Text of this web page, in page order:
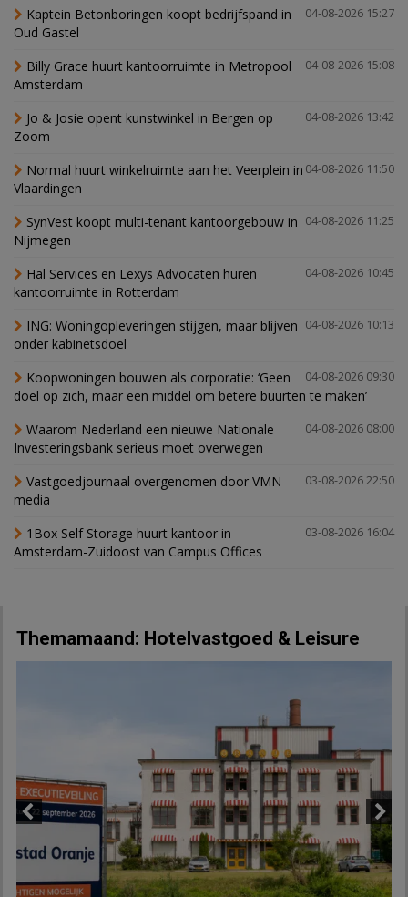
04-08-2026 15:27
Kaptein Betonboringen koopt bedrijfspand in
Oud Gastel
04-08-2026 15:08
Billy Grace huurt kantoorruimte in Metropool
Amsterdam
04-08-2026 13:42
Jo & Josie opent kunstwinkel in Bergen op
Zoom
04-08-2026 11:50
Normal huurt winkelruimte aan het Veerplein in
Vlaardingen
04-08-2026 11:25
SynVest koopt multi-tenant kantoorgebouw in
Nijmegen
04-08-2026 10:45
Hal Services en Lexys Advocaten huren
kantoorruimte in Rotterdam
04-08-2026 10:13
ING: Woningopleveringen stijgen, maar blijven
onder kabinetsdoel
04-08-2026 09:30
Koopwoningen bouwen als corporatie: ‘Geen
doel op zich, maar een middel om betere buurten te maken’
04-08-2026 08:00
Waarom Nederland een nieuwe Nationale
Investeringsbank serieus moet overwegen
03-08-2026 22:50
Vastgoedjournaal overgenomen door VMN
media
03-08-2026 16:04
1Box Self Storage huurt kantoor in
Amsterdam-Zuidoost van Campus Offices
Themamaand: Hotelvastgoed & Leisure
Next